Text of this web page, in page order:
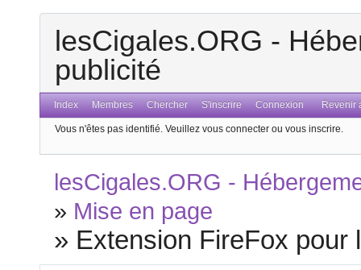
lesCigales.ORG -
publicité
Index Membres Chercher S'inscrire Connexion Revenir
Vous n'êtes pas identifié. Veuillez vous connecter ou vous inscrire.
lesCigales.ORG -
» Mise en page
» Extension FireFox pour